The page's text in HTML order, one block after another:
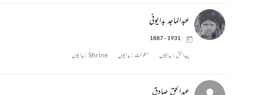
عبدالماجد بدایونی
1887 - 1931
پیدائش : بدایوں سکونت : بدایوں Shrine : بدایوں
عبدالحق صادق